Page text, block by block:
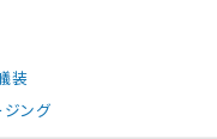
装
ジング